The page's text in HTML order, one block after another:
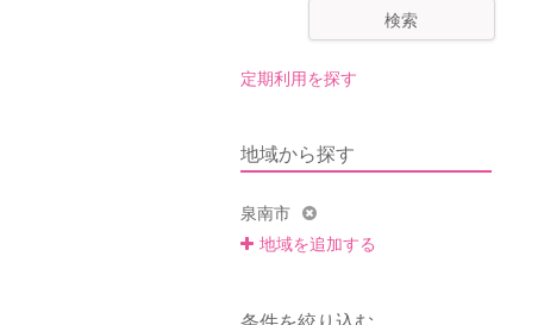
検索
定期利用を探す
地域から探す
泉南市
地域を追加する